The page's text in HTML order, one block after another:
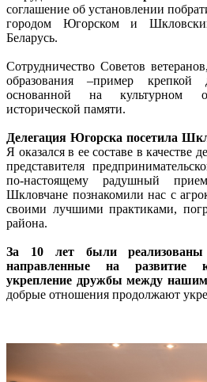
соглашение об установлении
городом Югорском и
Беларусь.
Сотрудничество Советов
образования –пример
основанной на культурном
исторической памяти.
Делегация Югорска посетила
Я оказался в ее составе в качестве
представителя
по-настоящему радушный
Шкловчане познакомили нас с
своими лучшими практиками,
района.
За 10 лет были реализованы
направленные на развитие
укрепление дружбы между
добрые отношения продолжают